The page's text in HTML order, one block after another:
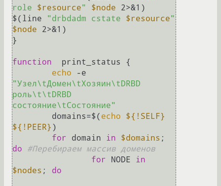
role $resource" $node 2>&1)
$(line
"drbdadm cstate $resource"
$node 2>&1)
}
function
  print_status {
echo
"Узел\tДомен\tХозяин\tDRBD
роль\t\tDRBD
состояние\tСостояние"
	domains=$(
echo
${!SELF}
${!PEER} )
for
domain in $domains
do
#Перебираем массив доменов
for
NODE in
$nodes ; do